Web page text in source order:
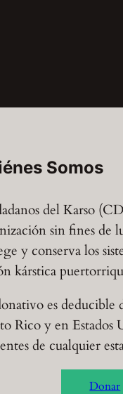
Somos
del Karso
sin fines de
y conserva los
kárstica
es deducible
Rico y en Estados
de cualquier
Donar